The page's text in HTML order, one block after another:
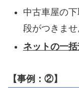
中古車屋の
段がつきませ
ネットの一
【事例：②】